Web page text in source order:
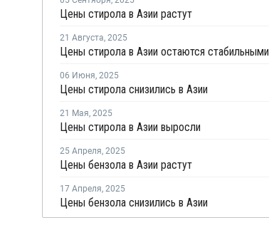
Цены стирола в Азии растут
21 Августа, 2025
Цены стирола в Азии остаются стабильными
06 Июня, 2025
Цены стирола снизились в Азии
21 Мая, 2025
Цены стирола в Азии выросли
25 Апреля, 2025
Цены бензола в Азии растут
17 Апреля, 2025
Цены бензола снизились в Азии